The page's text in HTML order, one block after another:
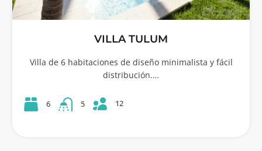
VILLA TULUM
Villa de 6 habitaciones de diseño minimalista y fácil
distribución.…
6 5 12